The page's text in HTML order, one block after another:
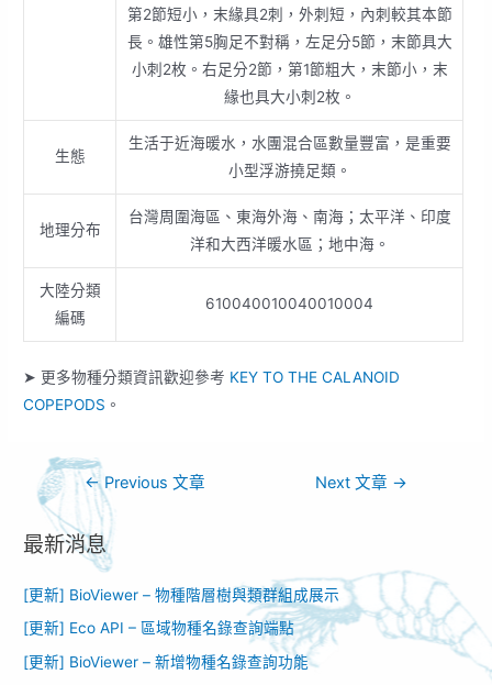
第2節短小，末緣具2刺，外刺短，內刺較其本節
長。雄性第5胸足不對稱，左足分5節，末節具大
小刺2枚。右足分2節，第1節粗大，末節小，末
緣也具大小刺2枚。
生態
生活于近海暖水，水團混合區數量豐富，是重要
小型浮游撓足類。
地理分布
台灣周圍海區、東海外海、南海；太平洋、印度
洋和大西洋暖水區；地中海。
大陸分類
編碼
610040010040010004
➤ 更多物種分類資訊歡迎參考 KEY TO THE CALANOID
COPEPODS 。
←Previous 文章 Next 文章 →
最新消息
[更新] BioViewer – 物種階層樹與類群組成展示
[更新] Eco API – 區域物種名錄查詢端點
[更新] BioViewer – 新增物種名錄查詢功能​